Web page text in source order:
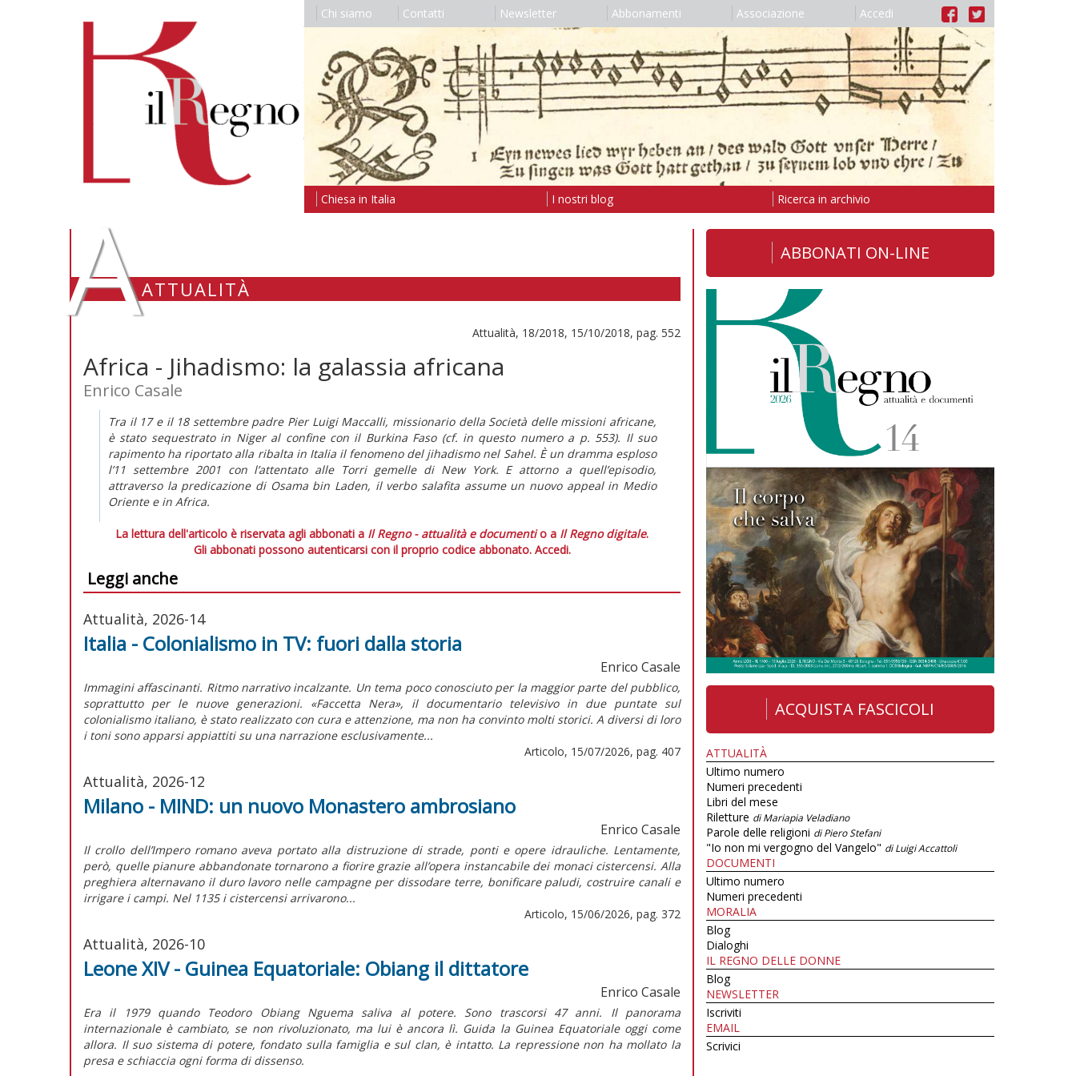
Chi siamo Contatti Newsletter Abbonamenti Associazione Accedi
Chiesa in Italia I nostri blog Ricerca in archivio
AATTUALITÀ
Attualità, 18/2018, 15/10/2018, pag. 552
Africa - Jihadismo: la galassia africana
Enrico Casale
Tra il 17 e il 18 settembre padre Pier Luigi Maccalli, missionario della Società delle missioni africane,
è stato sequestrato in Niger al confine con il Burkina Faso (cf. in questo numeroa p. 553). Il suo
rapimento ha riportato alla ribalta in Italia il fenomeno del jihadismo nel Sahel. È un dramma esploso
l’11 settembre 2001 con l’attentato alle Torri gemelle di New York. E attorno a quell’episodio,
attraverso la predicazione di Osama bin Laden, il verbo salafita assume un nuovo appealin Medio
Oriente e in Africa.
La lettura dell'articolo è riservata agli abbonati a Il Regno - attualità e documentio a Il Regno digitale.
Gli abbonati possono autenticarsi con il proprio codice abbonato. Accedi.
Leggi anche
Attualità, 2026-14
Italia - Colonialismo in TV: fuori dalla storia
Enrico Casale
Immagini affascinanti. Ritmo narrativo incalzante. Un tema poco conosciuto per la maggior parte del pubblico,
soprattutto per le nuove generazioni. «Faccetta Nera», il documentario televisivo in due puntate sul
colonialismo italiano, è stato realizzato con cura e attenzione, ma non ha convinto molti storici. A diversi di loro
i toni sono apparsi appiattiti su una narrazione esclusivamente...
Articolo, 15/07/2026, pag. 407
Attualità, 2026-12
Milano - MIND: un nuovo Monastero ambrosiano
Enrico Casale
Il crollo dell’Impero romano aveva portato alla distruzione di strade, ponti e opere idrauliche. Lentamente,
però, quelle pianure abbandonate tornarono a fiorire grazie all’opera instancabile dei monaci cistercensi. Alla
preghiera alternavano il duro lavoro nelle campagne per dissodare terre, bonificare paludi, costruire canali e
irrigare i campi. Nel 1135 i cistercensi arrivarono...
Articolo, 15/06/2026, pag. 372
Attualità, 2026-10
Leone XIV - Guinea Equatoriale: Obiang il dittatore
Enrico Casale
Era il 1979 quando Teodoro Obiang Nguema saliva al potere. Sono trascorsi 47 anni. Il panorama
internazionale è cambiato, se non rivoluzionato, ma lui è ancora lì. Guida la Guinea Equatoriale oggi come
allora. Il suo sistema di potere, fondato sulla famiglia e sul clan, è intatto. La repressione non ha mollato la
presa e schiaccia ogni forma di dissenso.
ABBONATI ON-LINE
ACQUISTA FASCICOLI
ATTUALITÀ
Ultimo numero
Numeri precedenti
Libri del mese
Riletture di Mariapia Veladiano
Parole delle religioni di Piero Stefani
"Io non mi vergogno del Vangelo" di Luigi Accattoli
DOCUMENTI
Ultimo numero
Numeri precedenti
MORALIA
Blog
Dialoghi
IL REGNO DELLE DONNE
Blog
NEWSLETTER
Iscriviti
EMAIL
Scrivici